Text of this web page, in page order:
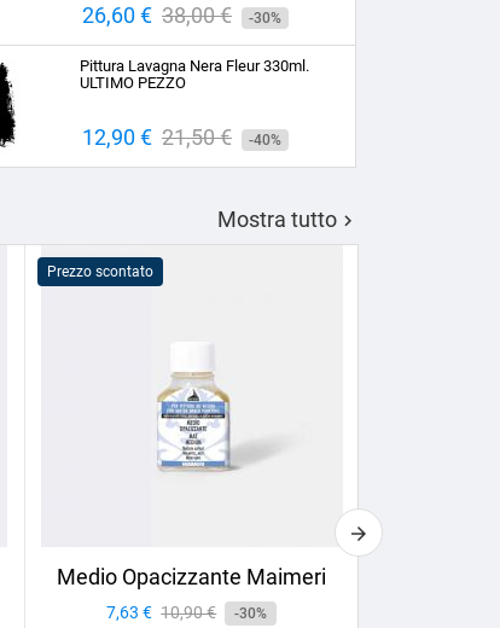
Prezzo
26,60 € Prezzo
base
38,00 € -30%
Pittura Lavagna Nera Fleur 330ml.
ULTIMO PEZZO
Prezzo
12,90 € Prezzo
base
21,50 € -40%
Mostra tutto 
Prezzo scontato
Medio Opacizzante Maimeri
Prezzo
7,63 € Prezzo
10,90 € -30%